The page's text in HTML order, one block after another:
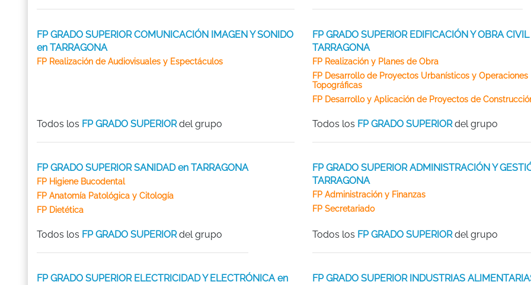
FP GRADO SUPERIOR COMUNICACIÓN IMAGEN Y SONIDO
en TARRAGONA
FP Realización de Audiovisuales y Espectáculos
Todos los FP GRADO SUPERIORdel grupo
FP GRADO SUPERIOR EDIFICACIÓN Y OBRA
TARRAGONA
FP Realización y Planes de Obra
FP Desarrollo de Proyectos Urbanísticos y Operaciones
Topográficas
FP Desarrollo y Aplicación de Proyectos de
Todos los FP GRADO SUPERIORdel grupo
FP GRADO SUPERIOR SANIDAD en TARRAGONA
FP Higiene Bucodental
FP Anatomía Patológica y Citología
FP Dietética
Todos los FP GRADO SUPERIORdel grupo
FP GRADO SUPERIOR ADMINISTRACIÓN Y
TARRAGONA
FP Administración y Finanzas
FP Secretariado
Todos los FP GRADO SUPERIORdel grupo
FP GRADO SUPERIOR ELECTRICIDAD Y ELECTRÓNICA en
FP GRADO SUPERIOR INDUSTRIAS